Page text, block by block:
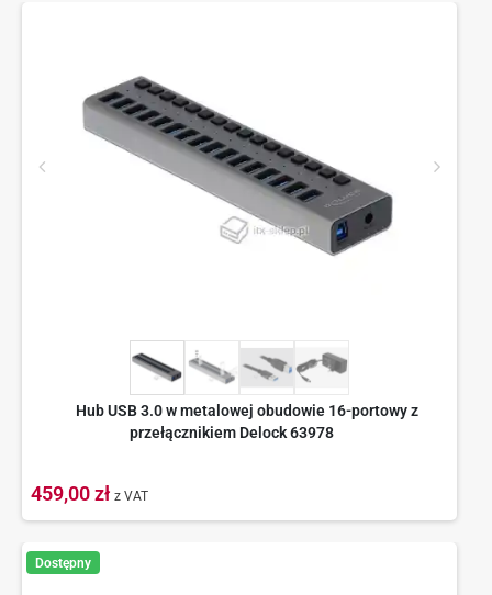
Hub USB 3.0 w metalowej obudowie 16-portowy z
przełącznikiem Delock 63978
459,00 zł z VAT
Dostępny